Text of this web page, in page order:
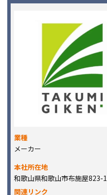
業種
メーカー
本社所在地
和歌山県和歌山市布施屋823-1
関連リンク